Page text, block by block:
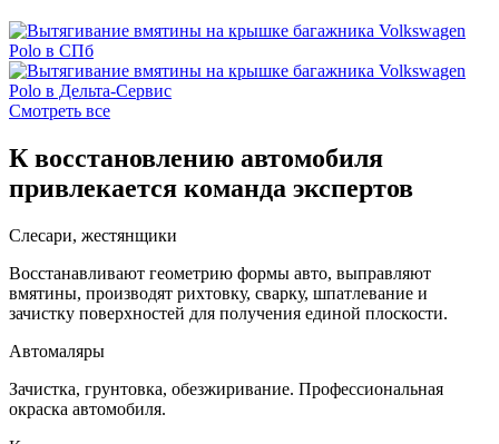
Смотреть все
К восстановлению автомобиля
привлекается команда экспертов
Слесари, жестянщики
Восстанавливают геометрию формы авто, выправляют
вмятины, производят рихтовку, сварку, шпатлевание и
зачистку поверхностей для получения единой плоскости.
Автомаляры
Зачистка, грунтовка, обезжиривание. Профессиональная
окраска автомобиля.